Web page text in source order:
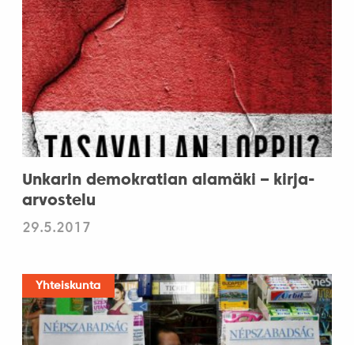
Unkarin demokratian alamäki – kirja-
arvostelu
29.5.2017
Yhteiskunta